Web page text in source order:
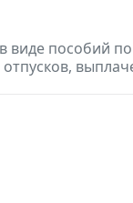
виде пособий